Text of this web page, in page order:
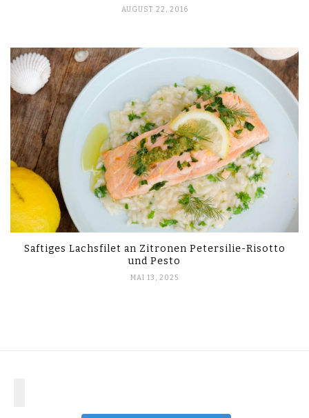
AUGUST 22, 2016
Saftiges Lachsfilet an Zitronen Petersilie-Risotto
und Pesto
MAI 13, 2025